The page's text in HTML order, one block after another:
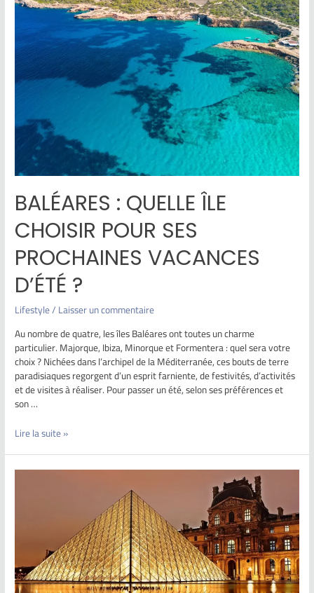
BALÉARES : QUELLE ÎLE
CHOISIR POUR SES
PROCHAINES VACANCES
D’ÉTÉ ?
Lifestyle/Laisser un commentaire
Au nombre de quatre, les îles Baléares ont toutes un charme
particulier. Majorque, Ibiza, Minorque et Formentera : quel sera votre
choix ? Nichées dans l’archipel de la Méditerranée, ces bouts de terre
paradisiaques regorgent d’un esprit farniente, de festivités, d’activités
et de visites à réaliser. Pour passer un été, selon ses préférences et
son …
Lire la suite »